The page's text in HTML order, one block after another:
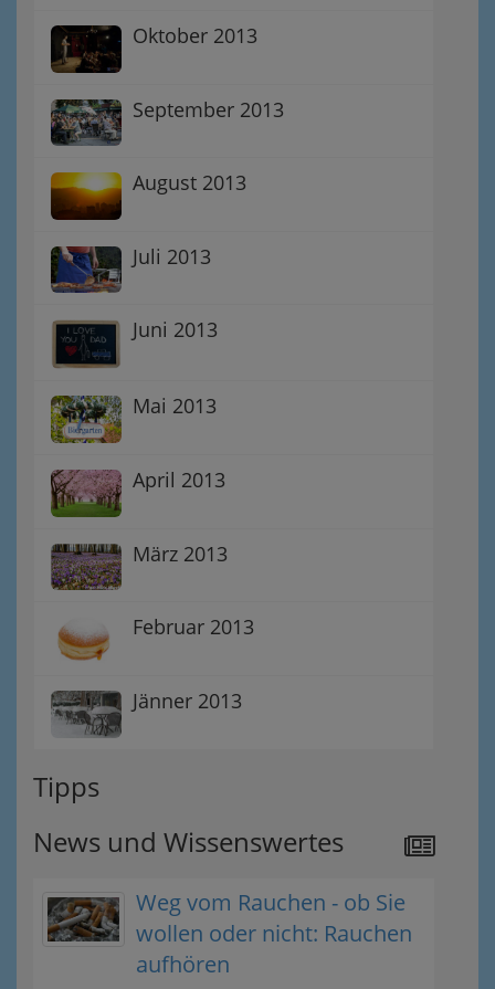
Oktober 2013
September 2013
August 2013
Juli 2013
Juni 2013
Mai 2013
April 2013
März 2013
Februar 2013
Jänner 2013
Tipps
News und Wissenswertes
Weg vom Rauchen - ob Sie
wollen oder nicht: Rauchen
aufhören